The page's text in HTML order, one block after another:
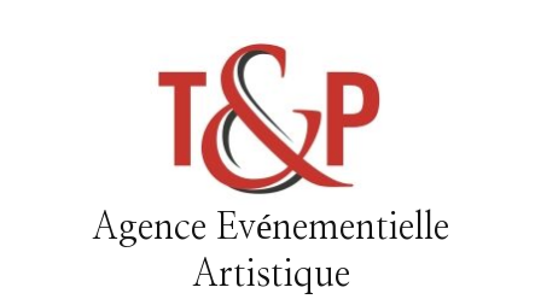
Agence Evénementielle
Artistique